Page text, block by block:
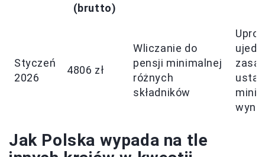
(brutto)
Styczeń
2026
4806 zł
Wliczanie do
pensji minimalnej
różnych
składników
Jak Polska wypada na tle